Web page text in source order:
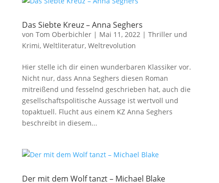
Das Siebte Kreuz – Anna Seghers
von Tom Oberbichler| Mai 11, 2022| Thriller und
Krimi, Weltliteratur, Weltrevolution
Hier stelle ich dir einen wunderbaren Klassiker vor.
Nicht nur, dass Anna Seghers diesen Roman
mitreißend und fesselnd geschrieben hat, auch die
gesellschaftspolitische Aussage ist wertvoll und
topaktuell. Flucht aus einem KZ Anna Seghers
beschreibt in diesem...
Der mit dem Wolf tanzt – Michael Blake